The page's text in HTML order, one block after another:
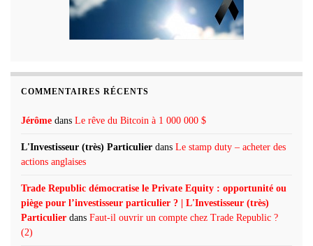
COMMENTAIRES RÉCENTS
Jérôme dans Le rêve du Bitcoin à 1 000 000 $
L'Investisseur (très) Particulier dans Le stamp duty – acheter des
actions anglaises
Trade Republic démocratise le Private Equity : opportunité ou
piège pour l’investisseur particulier ? | L'Investisseur (très)
Particulier dans Faut-il ouvrir un compte chez Trade Republic ?
(2)